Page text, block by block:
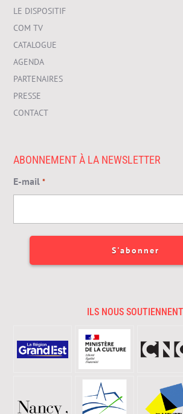
LE DISPOSITIF
COM TV
CATALOGUE
AGENDA
PARTENAIRES
PRESSE
CONTACT
ABONNEMENT À LA NEWSLETTER
E-mail *
ILS NOUS SOUTIENNENT